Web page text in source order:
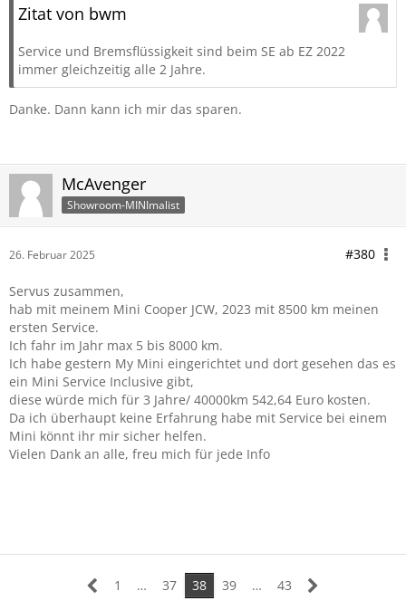
Zitat von bwm
Service und Bremsflüssigkeit sind beim SE ab EZ 2022
immer gleichzeitig alle 2 Jahre.
Danke. Dann kann ich mir das sparen.
McAvenger
Showroom-MINImalist
26. Februar 2025 #380
Servus zusammen,
hab mit meinem Mini Cooper JCW, 2023 mit 8500 km meinen
ersten Service.
Ich fahr im Jahr max 5 bis 8000 km.
Ich habe gestern My Mini eingerichtet und dort gesehen das es
ein Mini Service Inclusive gibt,
diese würde mich für 3 Jahre/ 40000km 542,64 Euro kosten.
Da ich überhaupt keine Erfahrung habe mit Service bei einem
Mini könnt ihr mir sicher helfen.
Vielen Dank an alle, freu mich für jede Info
1 … 37 38 39 … 43